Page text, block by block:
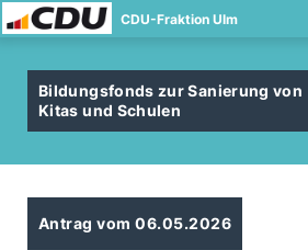
CDU-Fraktion Ulm
Bildungsfonds zur Sanierung von
Kitas und Schulen
Antrag vom 06.05.2026